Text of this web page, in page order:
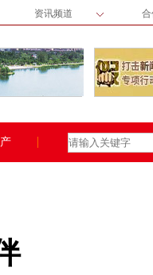
资讯频道